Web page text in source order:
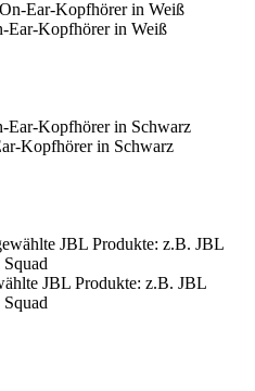
Kopfhörer in Weiß
Kopfhörer in Schwarz
JBL Produkte: z.B. JBL